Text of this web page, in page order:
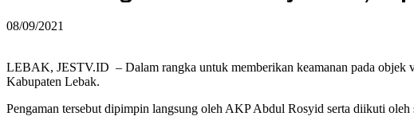
08/09/2021
LEBAK, JESTV.ID – Dalam rangka untuk memberikan keamanan pada objek
Kabupaten Lebak.
Pengaman tersebut dipimpin langsung oleh AKP Abdul Rosyid serta diikuti